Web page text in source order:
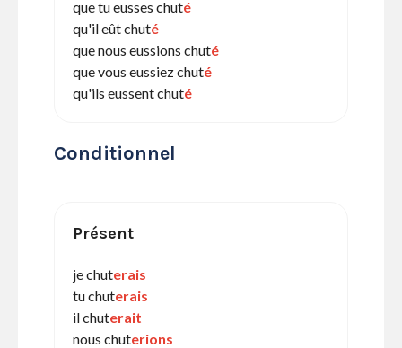
que tu eusses chuté
qu'il eût chuté
que nous eussions chuté
que vous eussiez chuté
qu'ils eussent chuté
Conditionnel
Présent
je chuterais
tu chuterais
il chuterait
nous chuterions